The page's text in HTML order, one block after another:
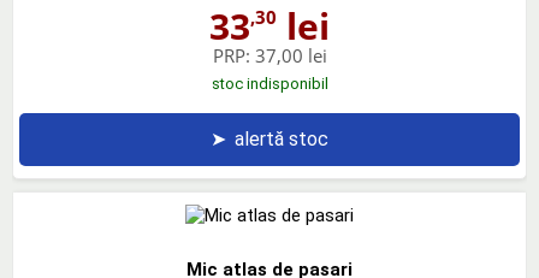
33,30 lei
PRP: 37,00 lei
stoc indisponibil
➤ alertă stoc
Mic atlas de pasari